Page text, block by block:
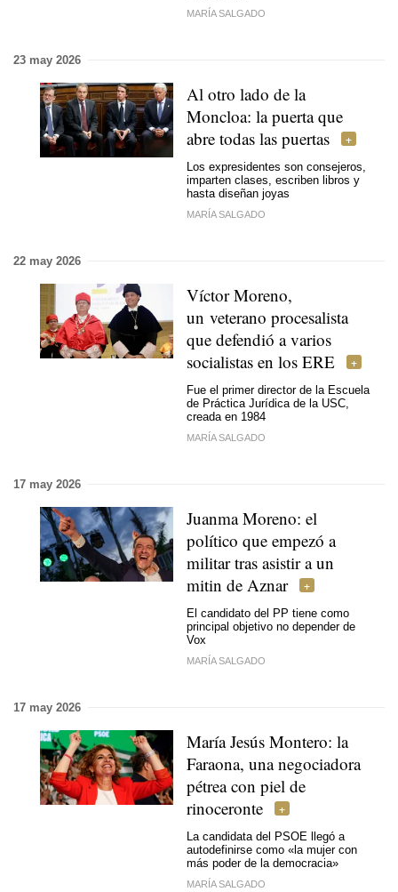
MARÍA SALGADO
23 may 2026
Al otro lado de la
Moncloa: la puerta que
abre todas las puertas
Los expresidentes son consejeros,
imparten clases, escriben libros y
hasta diseñan joyas
MARÍA SALGADO
22 may 2026
Víctor Moreno,
un veterano procesalista
que defendió a varios
socialistas en los ERE
Fue el primer director de la Escuela
de Práctica Jurídica de la USC,
creada en 1984
MARÍA SALGADO
17 may 2026
Juanma Moreno: el
político que empezó a
militar tras asistir a un
mitin de Aznar
El candidato del PP tiene como
principal objetivo no depender de
Vox
MARÍA SALGADO
17 may 2026
María Jesús Montero: la
Faraona, una negociadora
pétrea con piel de
rinoceronte
La candidata del PSOE llegó a
autodefinirse como «la mujer con
más poder de la democracia»
MARÍA SALGADO